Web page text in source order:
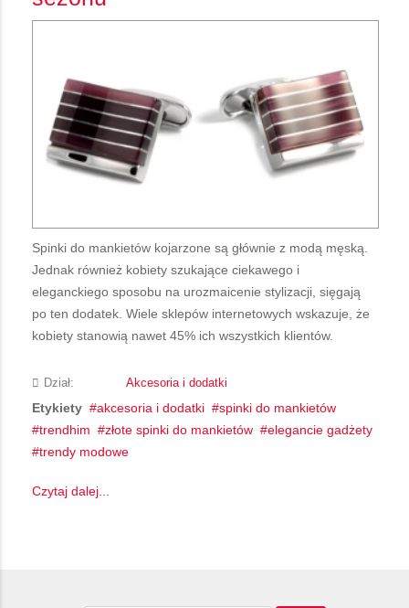
Spinki do mankietów kojarzone są głównie z modą męską.
Jednak również kobiety szukające ciekawego i
eleganckiego sposobu na urozmaicenie stylizacji, sięgają
po ten dodatek. Wiele sklepów internetowych wskazuje, że
kobiety stanowią nawet 45% ich wszystkich klientów.
Dział: Akcesoria i dodatki
Etykiety akcesoria i dodatki
spinki do mankietów
trendhim
złote spinki do mankietów
elegancie gadżety
trendy modowe
Czytaj dalej...